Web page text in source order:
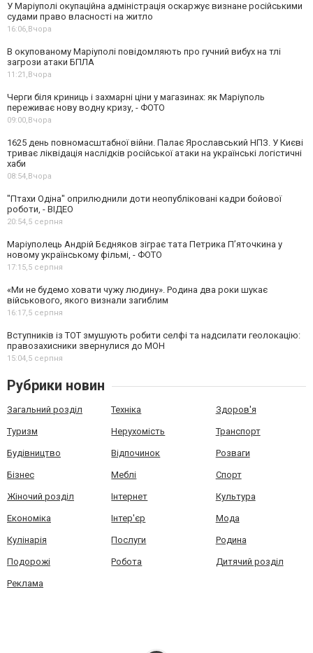
У Маріуполі окупаційна адміністрація оскаржує визнане російськими
судами право власності на житло
16:06,Вчора
В окупованому Маріуполі повідомляють про гучний вибух на тлі
загрози атаки БПЛА
11:21,Вчора
Черги біля криниць і захмарні ціни у магазинах: як Маріуполь
переживає нову водну кризу, - ФОТО
09:00,Вчора
1625 день повномасштабної війни. Палає Ярославський НПЗ. У Києві
триває ліквідація наслідків російської атаки на українські логістичні
хаби
08:54,Вчора
"Птахи Одіна" оприлюднили доти неопубліковані кадри бойової
роботи, - ВІДЕО
20:54,5 серпня
Маріуполець Андрій Бєдняков зіграє тата Петрика П’яточкина у
новому українському фільмі, - ФОТО
17:15,5 серпня
«Ми не будемо ховати чужу людину». Родина два роки шукає
військового, якого визнали загиблим
16:17,5 серпня
Вступників із ТОТ змушують робити селфі та надсилати геолокацію:
правозахисники звернулися до МОН
15:04,5 серпня
Рубрики новин
Загальний розділ Техніка Здоров'я
Туризм Нерухомість Транспорт
Будівництво Відпочинок Розваги
Бізнес Меблі Спорт
Жіночий розділ Інтернет Культура
Економіка Інтер'єр Мода
Кулінарія Послуги Родина
Подорожі Робота Дитячий розділ
Реклама